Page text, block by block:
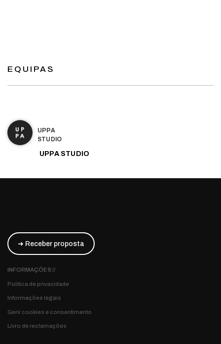
EQUIPAS
UPPA
STUDIO
UPPA STUDIO
➜ Receber proposta
INFORMAÇÕES //
Política de privacidade
Informações legais
Gerir cookies e consentimento
Livro de reclamações